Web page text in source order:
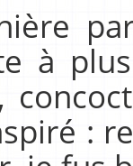
à
: